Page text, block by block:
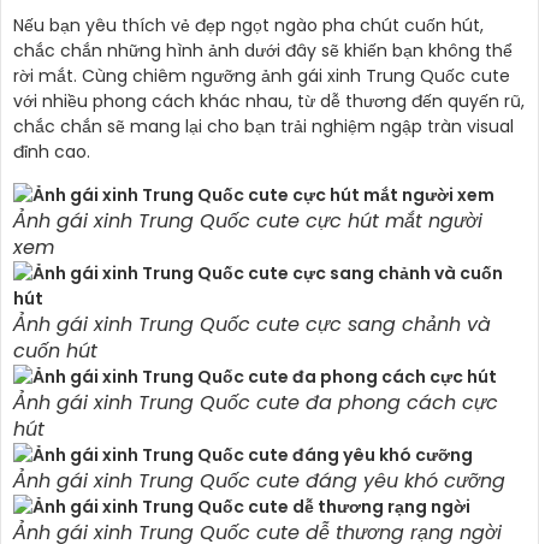
Nếu bạn yêu thích vẻ đẹp ngọt ngào pha chút cuốn hút,
chắc chắn những hình ảnh dưới đây sẽ khiến bạn không thể
rời mắt. Cùng chiêm ngưỡng ảnh gái xinh Trung Quốc cute
với nhiều phong cách khác nhau, từ dễ thương đến quyến rũ,
chắc chắn sẽ mang lại cho bạn trải nghiệm ngập tràn visual
đỉnh cao.
Ảnh gái xinh Trung Quốc cute cực hút mắt người
xem
Ảnh gái xinh Trung Quốc cute cực sang chảnh và
cuốn hút
Ảnh gái xinh Trung Quốc cute đa phong cách cực
hút
Ảnh gái xinh Trung Quốc cute đáng yêu khó cưỡng
Ảnh gái xinh Trung Quốc cute dễ thương rạng ngời